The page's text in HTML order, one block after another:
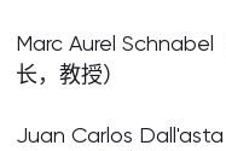
Marc Aurel Schnabel
长，教授）
Juan Carlos